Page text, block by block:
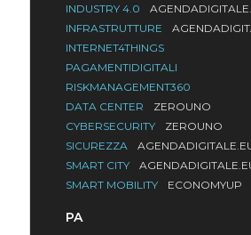
INDUSTRY 4.0
INFRASTRUTTURE
INTERNET4THINGS
PAGAMENTIDIGITALI
RISKMANAGEMENT360
DATA CENTER
ZEROUNO
CYBERSECURITY
ZEROUNO
SICUREZZA
SMART CITY
SMART MOBILITY
ECONOMYUP
PA